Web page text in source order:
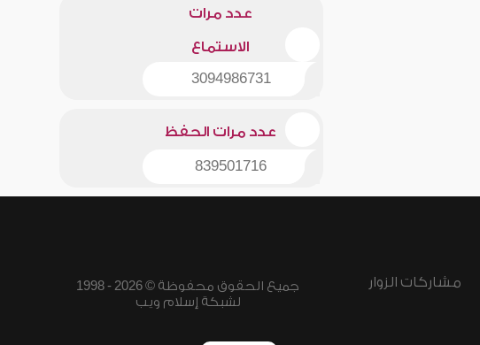
عدد مرات
الاستماع
3094986731
عدد مرات الحفظ
839501716
مشاركات الزوار
جميع الحقوق محفوظة © 2026 - 1998
لشبكة إسلام ويب